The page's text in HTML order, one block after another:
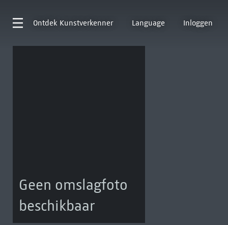
Ontdek Kunstverkenner Language Inloggen
Geen omslagfoto
beschikbaar